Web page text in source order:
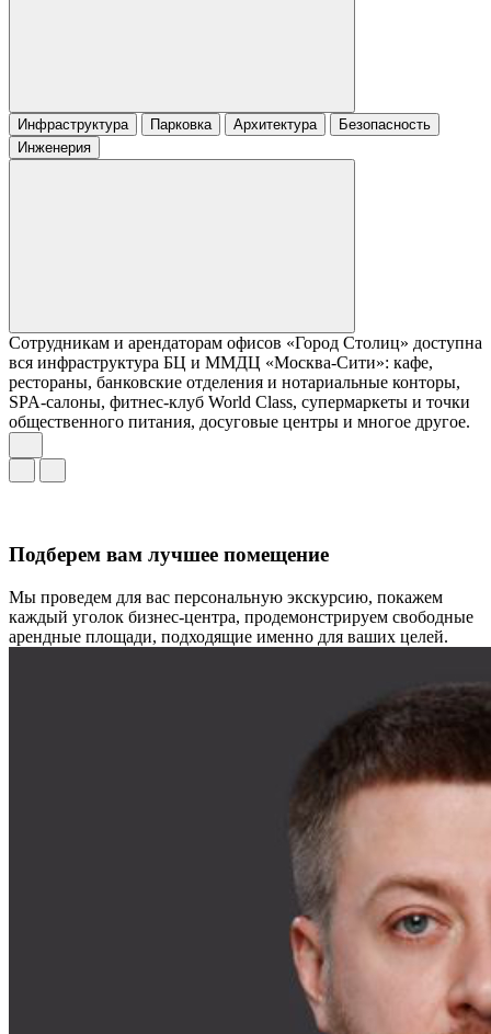
Инфраструктура Парковка Архитектура
Безопасность
Инженерия
Сотрудникам и арендаторам офисов «Город Столиц» доступна
вся инфраструктура БЦ и ММДЦ «Москва-Сити»: кафе,
рестораны, банковские отделения и нотариальные конторы,
SPA-салоны, фитнес-клуб World Class, супермаркеты и точки
общественного питания, досуговые центры и многое другое.
Подберем вам лучшее помещение
Мы проведем для вас персональную экскурсию, покажем
каждый уголок бизнес-центра, продемонстрируем свободные
арендные площади, подходящие именно для ваших целей.